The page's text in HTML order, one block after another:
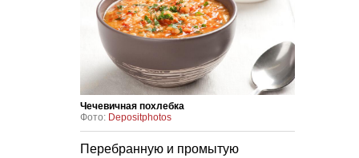
Чечевичная похлебка
Фото: Depositphotos
Перебранную и промытую